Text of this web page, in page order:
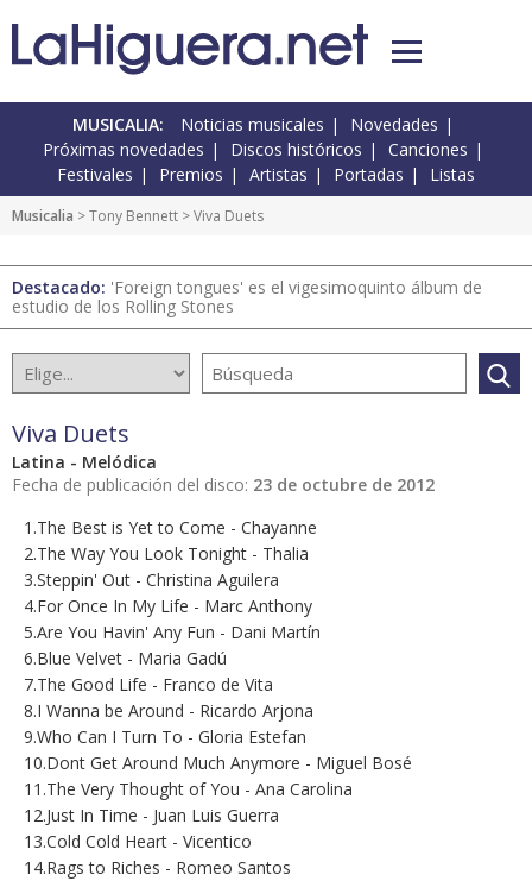
MUSICALIA: Noticias musicales
Novedades
Próximas novedades
Discos históricos
Canciones
Festivales
Premios Artistas Portadas Listas
Musicalia > Tony Bennett > Viva Duets
Destacado: 'Foreign tongues' es el vigesimoquinto álbum de
estudio de los Rolling Stones
Viva Duets
Latina - Melódica
Fecha de publicación del disco: 23 de octubre de 2012
1.The Best is Yet to Come - Chayanne
2.The Way You Look Tonight - Thalia
3.Steppin' Out - Christina Aguilera
4.For Once In My Life - Marc Anthony
5.Are You Havin' Any Fun - Dani Martín
6.Blue Velvet - Maria Gadú
7.The Good Life - Franco de Vita
8.I Wanna be Around - Ricardo Arjona
9.Who Can I Turn To - Gloria Estefan
10.Dont Get Around Much Anymore - Miguel Bosé
11.The Very Thought of You - Ana Carolina
12.Just In Time - Juan Luis Guerra
13.Cold Cold Heart - Vicentico
14.Rags to Riches - Romeo Santos